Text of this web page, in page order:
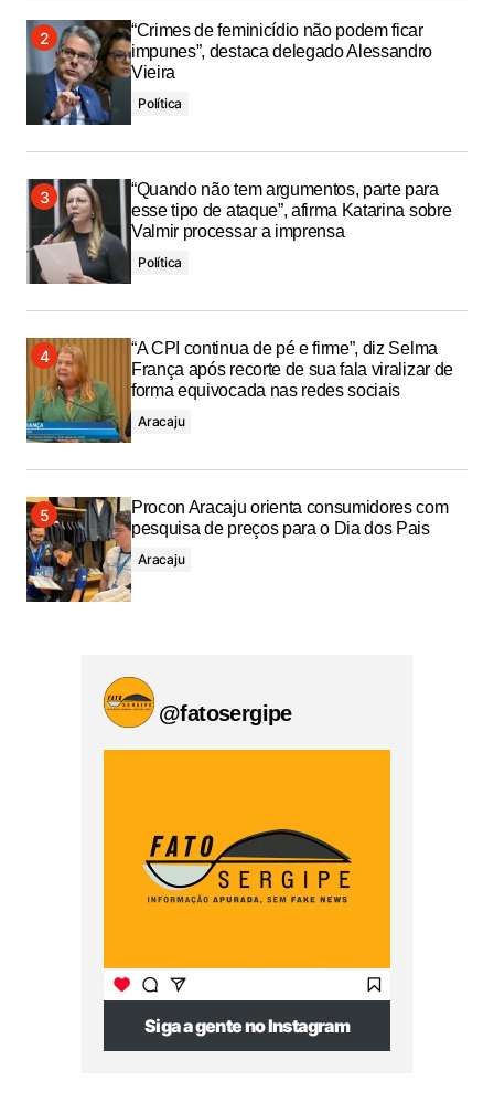
“Crimes de feminicídio não podem ficar
impunes”, destaca delegado Alessandro
Vieira
Política
“Quando não tem argumentos, parte para
esse tipo de ataque”, afirma Katarina sobre
Valmir processar a imprensa
Política
“A CPI continua de pé e firme”, diz Selma
França após recorte de sua fala viralizar de
forma equivocada nas redes sociais
Aracaju
Procon Aracaju orienta consumidores com
pesquisa de preços para o Dia dos Pais
Aracaju
@fatosergipe
Siga a gente no Instagram